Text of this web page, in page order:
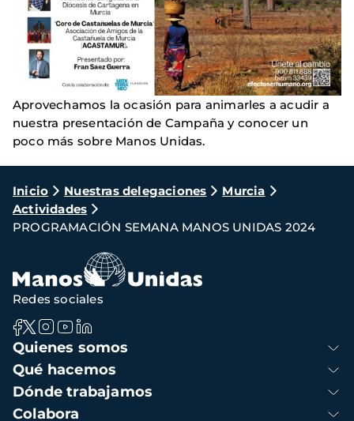
Aprovechamos la ocasión para animarles a acudir a
nuestra presentación de Campaña y conocer un
poco más sobre Manos Unidas.
Ruta
de
navegación
Inicio Nuestras delegaciones
Murcia
Actividades
PROGRAMACIÓN SEMANA MANOS UNIDAS 2024
Navegación
principal
Quienes somos
Qué hacemos
Dónde trabajamos
Colabora
Redes sociales